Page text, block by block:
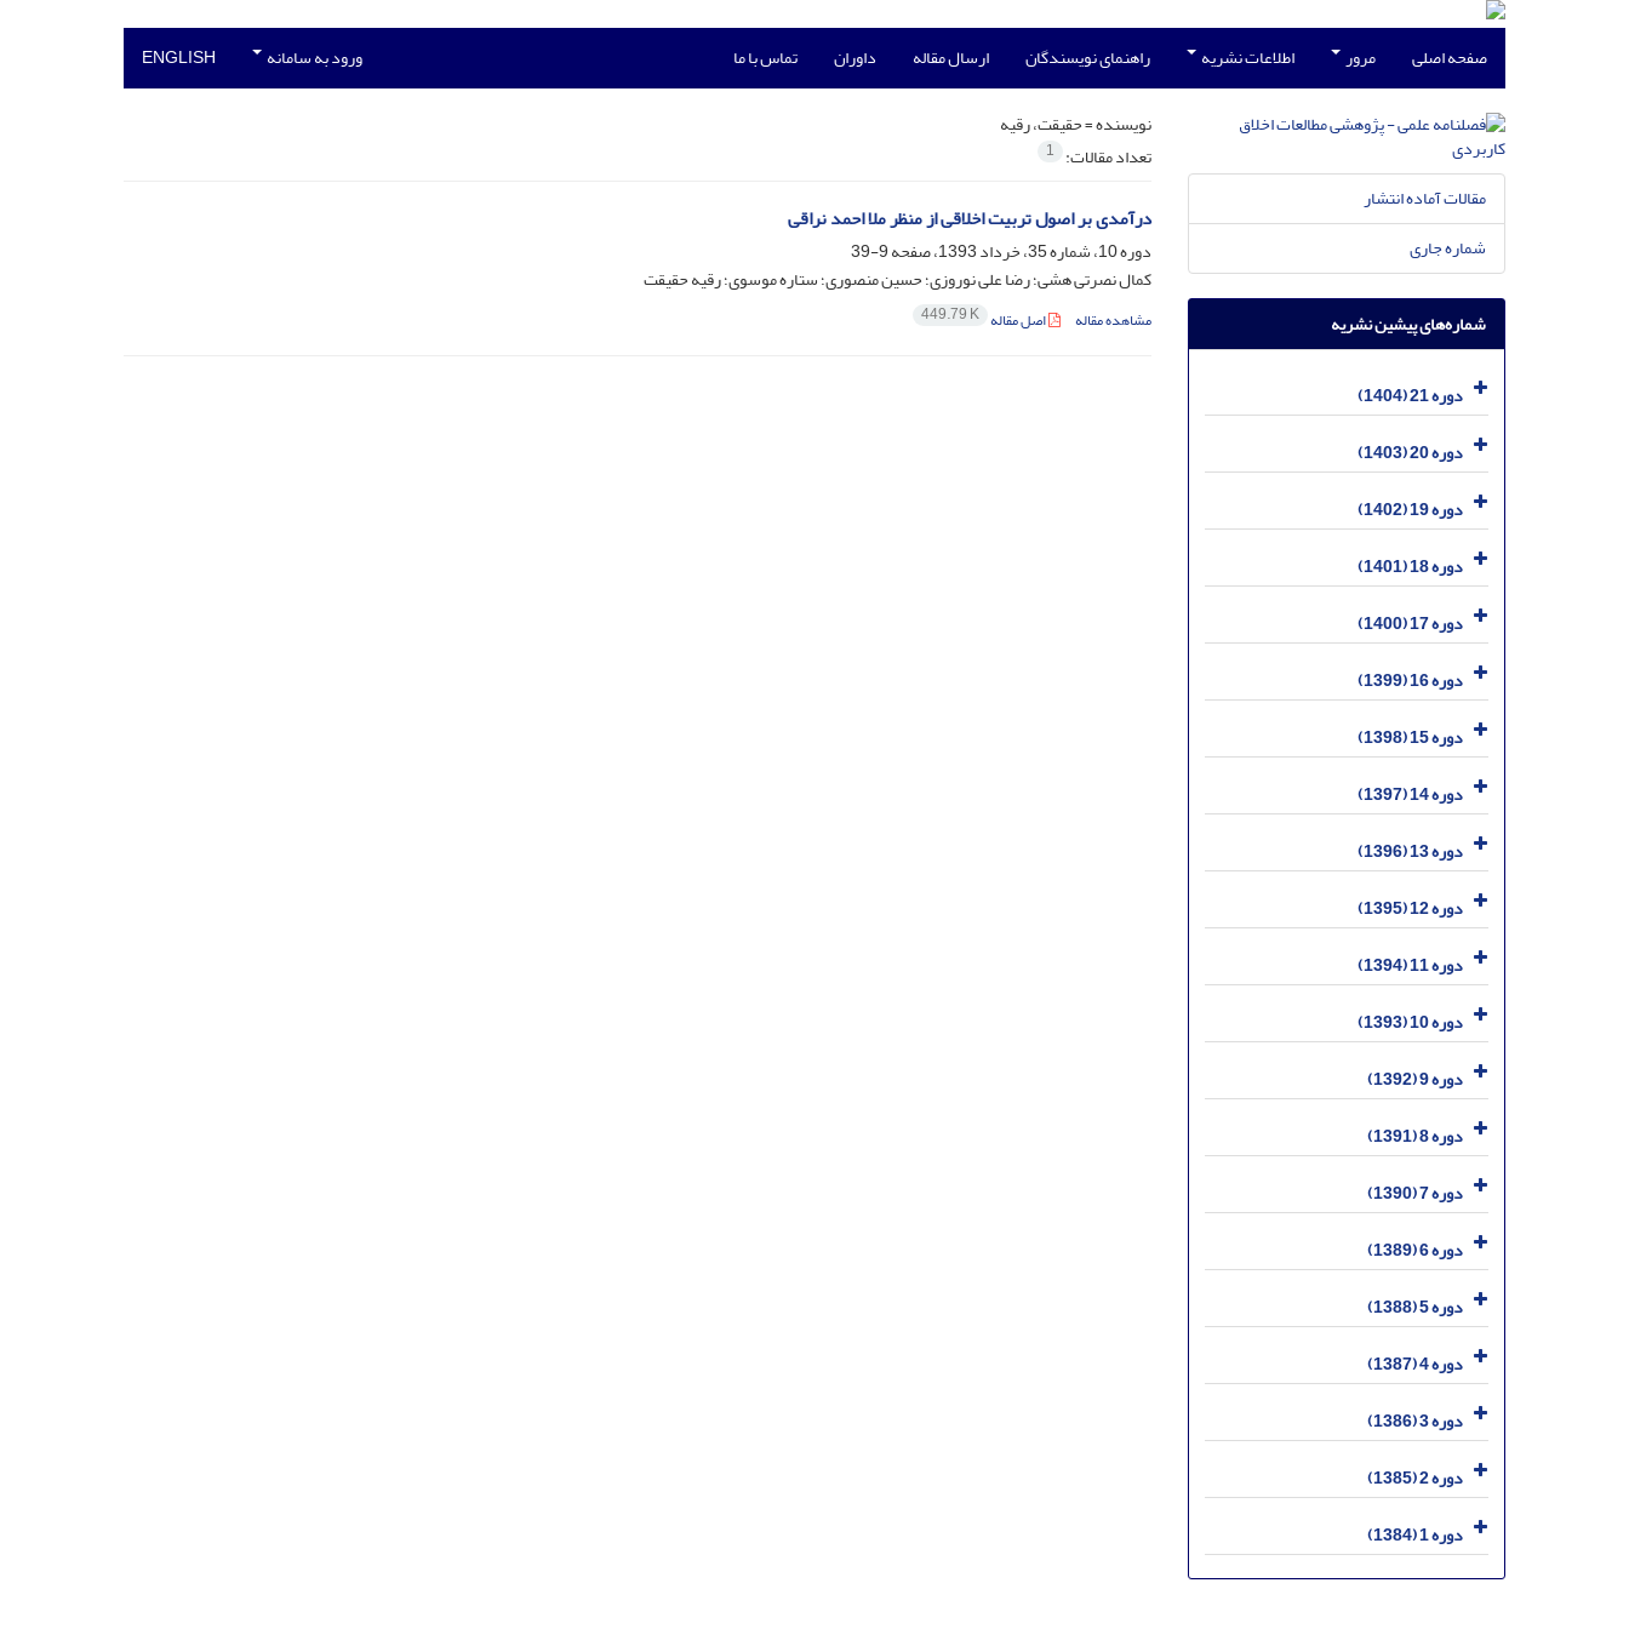
صفحه اصلی مرور اطلاعات نشریه راهنمای نویسندگان ارسال مقاله داوران تماس با ما ورود به سامانه ENGLISH
نویسنده =حقیقت، رقیه
تعداد مقالات: 1
درآمدی بر اصول تربیت اخلاقی از منظر ملا احمد نراقی
دوره 10، شماره 35، خرداد 1393، صفحه
9-39
کمال نصرتی هشی؛ رضا علی نوروزی؛ حسین منصوری؛ ستاره موسوی؛ رقیه حقیقت
مشاهده مقاله اصل مقاله 449.79 K
مقالات آماده انتشار
شماره جاری
شماره‌های پیشین نشریه
دوره 21 (1404)
دوره 20 (1403)
دوره 19 (1402)
دوره 18 (1401)
دوره 17 (1400)
دوره 16 (1399)
دوره 15 (1398)
دوره 14 (1397)
دوره 13 (1396)
دوره 12 (1395)
دوره 11 (1394)
دوره 10 (1393)
دوره 9 (1392)
دوره 8 (1391)
دوره 7 (1390)
دوره 6 (1389)
دوره 5 (1388)
دوره 4 (1387)
دوره 3 (1386)
دوره 2 (1385)
دوره 1 (1384)